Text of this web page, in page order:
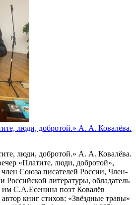
люди, добротой.» А. А. Ковалёва.
люди, добротой.» А. А. Ковалёва.
«Платите, люди, добротой»,
Союза писателей России, Член-
Российской литературы, обладатель
им С.А.Есенина поэт Ковалёв
книг стихов: «Звёздные травы»